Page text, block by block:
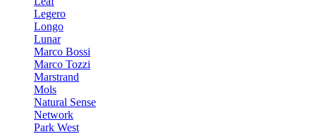
Legero
Longo
Lunar
Marco Bossi
Marco Tozzi
Marstrand
Mols
Natural Sense
Network
Park West